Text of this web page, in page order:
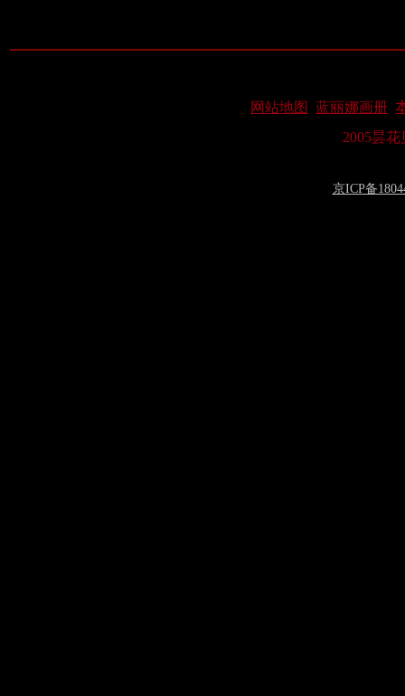
网站地图 蓝丽娜画册
2005昙
京ICP备